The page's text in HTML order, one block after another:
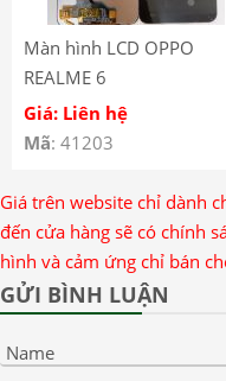
Màn hình LCD OPPO
REALME 6
Giá: Liên hệ
Mã: 41203
Giá trên website chỉ dành
đến cửa hàng sẽ có chính
hình và cảm ứng chỉ bán
GỬI BÌNH LUẬN
Name